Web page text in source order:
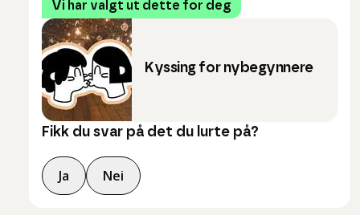
Vi har valgt ut dette for deg
Kyssing for nybegynnere
Fikk du svar på det du lurte på?
Ja Nei